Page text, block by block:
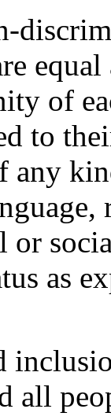
equal
of
to
or
as
all